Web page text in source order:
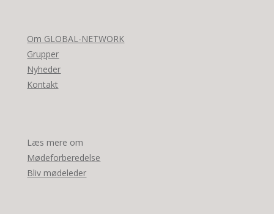
Om GLOBAL-NETWORK
Grupper
Nyheder
Kontakt
Læs mere om
Mødeforberedelse
Bliv mødeleder